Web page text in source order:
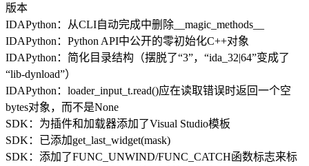
版本
IDAPython：从CLI自动完成中删除__magic_methods__
IDAPython：Python API中公开的零初始化C++对象
IDAPython：简化目录结构（摆脱了“3”，“ida_32|64”变成了
“lib-dynload”）
IDAPython：loader_input_t.read()应在读取错误时返回一个空
bytes对象，而不是None
SDK：为插件和加载器添加了Visual Studio模板
SDK：已添加get_last_widget(mask)
SDK：添加了FUNC_UNWIND/FUNC_CATCH函数标志来标